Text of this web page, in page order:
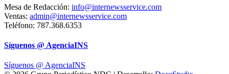
Mesa de Redacción: info@internewsservice.com
Ventas: admin@internewsservice.com
Teléfono: 787.368.6353
Síguenos @ AgenciaINS
Síguenos @ AgenciaINS